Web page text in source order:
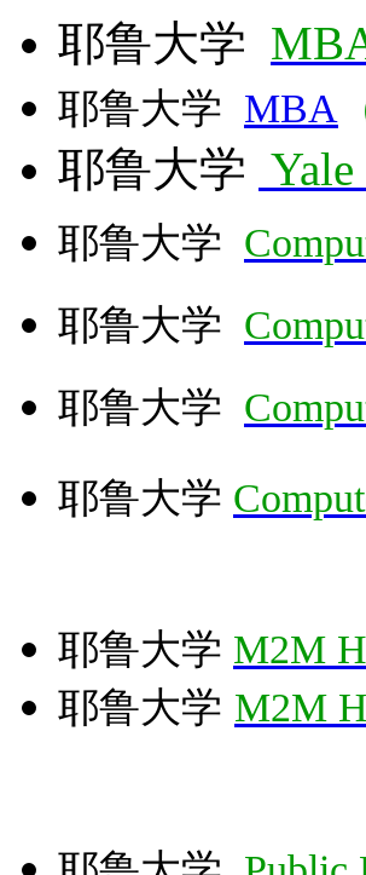
耶鲁大学
耶鲁大学 MBA
耶鲁大学
耶鲁大学
耶鲁大学
耶鲁大学
耶鲁大学
耶鲁大学 M2M
耶鲁大学 M2M